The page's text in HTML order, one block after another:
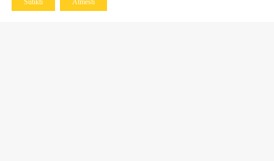
Sutikti Atmesti